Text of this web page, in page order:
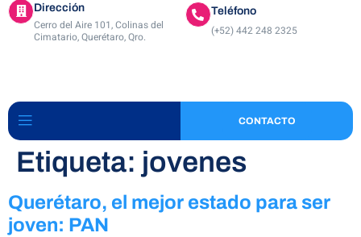
Dirección
Cerro del Aire 101, Colinas del
Cimatario, Querétaro, Qro.
Teléfono
(+52) 442 248 2325
CONTACTO
Etiqueta: jovenes
Querétaro, el mejor estado para ser
joven: PAN